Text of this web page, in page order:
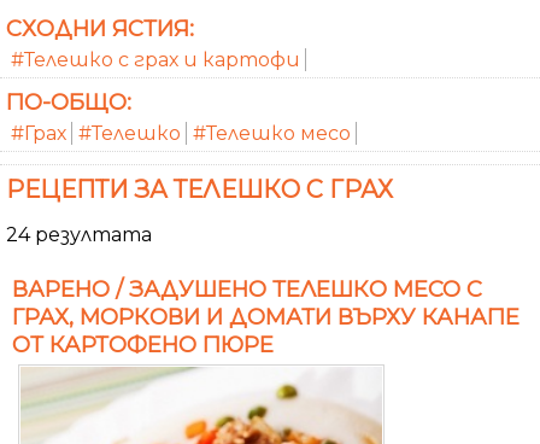
СХОДНИ ЯСТИЯ:
#Телешко с грах и картофи
ПО-ОБЩО:
#Грах #Телешко #Телешко месо
РЕЦЕПТИ ЗА ТЕЛЕШКО С ГРАХ
24 резултата
ВАРЕНО / ЗАДУШЕНО ТЕЛЕШКО МЕСО С
ГРАХ, МОРКОВИ И ДОМАТИ ВЪРХУ КАНАПЕ
ОТ КАРТОФЕНО ПЮРЕ